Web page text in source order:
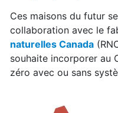
Ces maisons du futur
collaboration avec le
naturelles Canada
souhaite incorporer au
zéro avec ou sans